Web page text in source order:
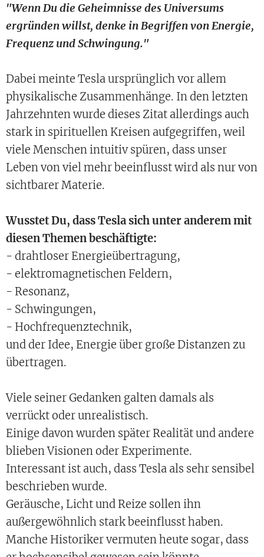
"Wenn Du die Geheimnisse des Universums
ergründen willst, denke in Begriffen von Energie,
Frequenz und Schwingung."
Dabei meinte Tesla ursprünglich vor allem
physikalische Zusammenhänge. In den letzten
Jahrzehnten wurde dieses Zitat allerdings auch
stark in spirituellen Kreisen aufgegriffen, weil
viele Menschen intuitiv spüren, dass unser
Leben von viel mehr beeinflusst wird als nur von
sichtbarer Materie.
Wusstet Du, dass Tesla sich unter anderem mit
diesen Themen beschäftigte:
- drahtloser Energieübertragung,
- elektromagnetischen Feldern,
- Resonanz,
- Schwingungen,
- Hochfrequenztechnik,
und der Idee, Energie über große Distanzen zu
übertragen.
Viele seiner Gedanken galten damals als
verrückt oder unrealistisch.
Einige davon wurden später Realität und andere
blieben Visionen oder Experimente.
Interessant ist auch, dass Tesla als sehr sensibel
beschrieben wurde.
Geräusche, Licht und Reize sollen ihn
außergewöhnlich stark beeinflusst haben.
Manche Historiker vermuten heute sogar, dass